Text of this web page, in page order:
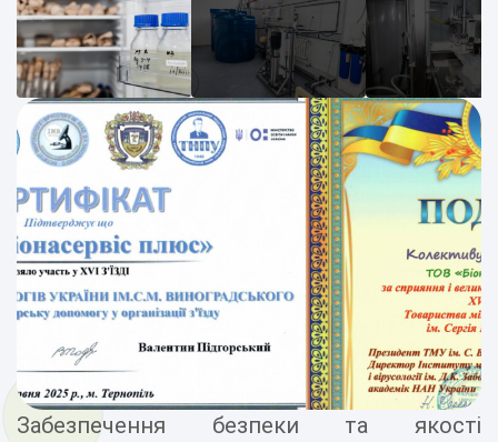
Забезпечення безпеки та якості